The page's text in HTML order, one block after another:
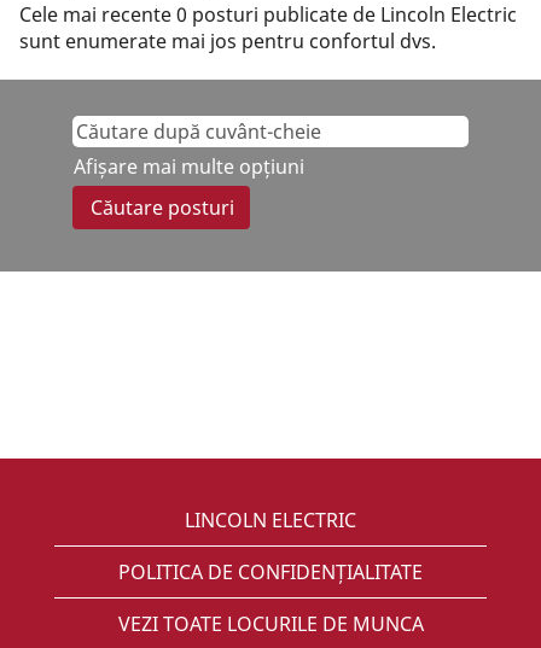
Cele mai recente 0 posturi publicate de Lincoln Electric
sunt enumerate mai jos pentru confortul dvs.
Afișare mai multe opțiuni
LINCOLN ELECTRIC
POLITICA DE CONFIDENȚIALITATE
VEZI TOATE LOCURILE DE MUNCA